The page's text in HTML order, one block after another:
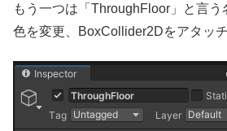
もう一つは「ThroughFloor」と言う
色を変更、BoxCollider2Dをアタッチ